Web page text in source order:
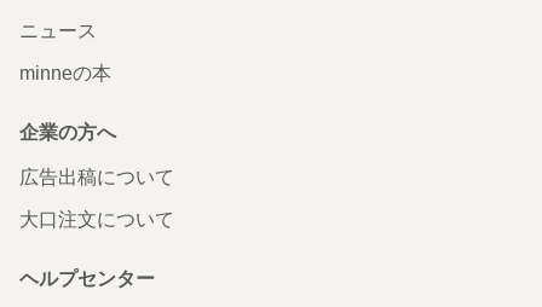
ニュース
minneの本
企業の方へ
広告出稿について
大口注文について
ヘルプセンター